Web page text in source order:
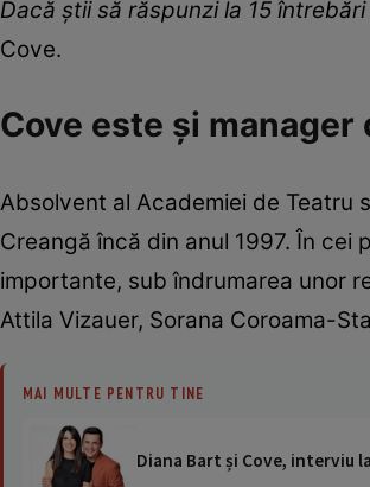
Dacă știi să răspunzi la 15
Cove.
Cove este și manager
Absolvent al Academiei de Teatru
Creangă încă din anul 1997. În
importante, sub îndrumarea unor
Attila Vizauer, Sorana Coroama-
MAI MULTE PENTRU TINE
Diana Bart și Cove, interviu